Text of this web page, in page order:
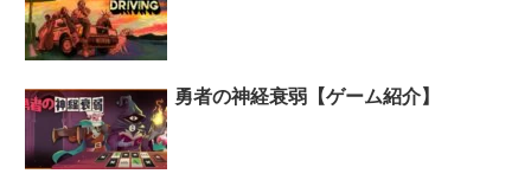
勇者の神経衰弱【ゲーム紹介】